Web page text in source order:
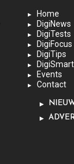
Home
DigiNews
DigiTests
DigiFocus
DigiTips
DigiSmart
Events
Contact